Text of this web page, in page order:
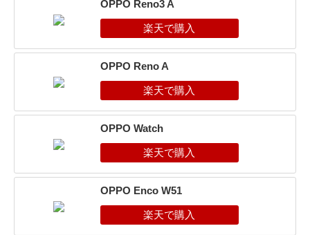
OPPO Reno3 A
OPPO Reno A
OPPO Watch
OPPO Enco W51